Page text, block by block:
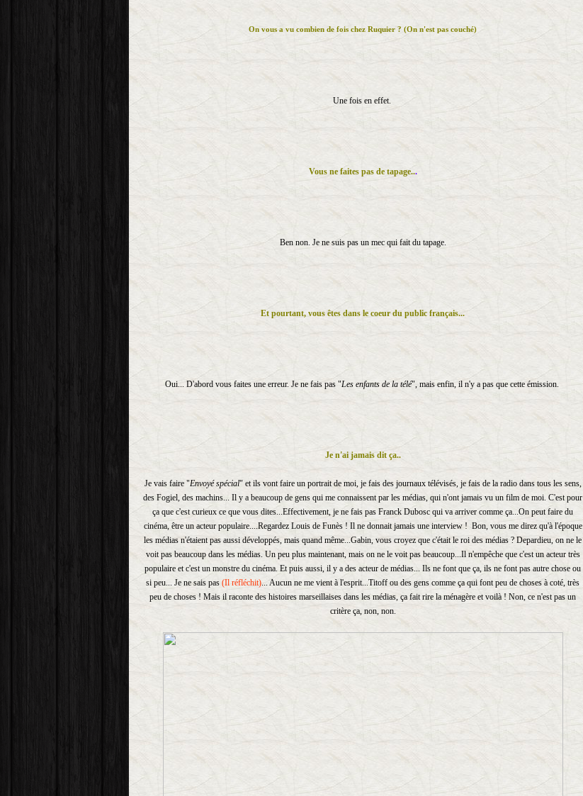
On vous a vu combien de fois chez Ruquier ? (On n'est pas couché)
Une fois en effet.
Vous ne faites pas de tapage...
Ben non. Je ne suis pas un mec qui fait du tapage.
Et pourtant, vous êtes dans le coeur du public français...
Oui... D'abord vous faites une erreur. Je ne fais pas "Les enfants de la télé", mais enfin, il n'y a pas que cette émission.
Je n'ai jamais dit ça..
Je vais faire "Envoyé spécial" et ils vont faire un portrait de moi, je fais des journaux télévisés, je fais de la radio dans tous les sens,
des Fogiel, des machins... Il y a beaucoup de gens qui me connaissent par les médias, qui n'ont jamais vu un film de moi. C'est pour
ça que c'est curieux ce que vous dites...Effectivement, je ne fais pas Franck Dubosc qui va arriver comme ça...On peut faire du
cinéma, être un acteur populaire....Regardez Louis de Funès ! Il ne donnait jamais une interview ! Bon, vous me direz qu'à l'époque
les médias n'étaient pas aussi développés, mais quand même...Gabin, vous croyez que c'était le roi des médias ? Depardieu, on ne le
voit pas beaucoup dans les médias. Un peu plus maintenant, mais on ne le voit pas beaucoup...Il n'empêche que c'est un acteur très
populaire et c'est un monstre du cinéma. Et puis aussi, il y a des acteur de médias... Ils ne font que ça, ils ne font pas autre chose ou
si peu... Je ne sais pas (Il réfléchit)... Aucun ne me vient à l'esprit...Titoff ou des gens comme ça qui font peu de choses à coté, très
peu de choses ! Mais il raconte des histoires marseillaises dans les médias, ça fait rire la ménagère et voilà ! Non, ce n'est pas un
critère ça, non, non.